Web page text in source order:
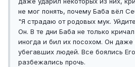
не мог понять, почему Баба вёл
"Я страдаю от родовых мук.
Он. В те дни Баба не только
иногда и бил их посохом. Он даже
убегавших людей. Все боялись
разбежались прочь.